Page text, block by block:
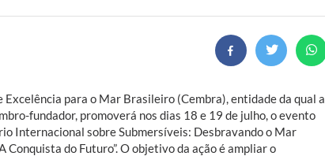
Excelência para o Mar Brasileiro (Cembra), entidade da qual a
fundador, promoverá nos dias 18 e 19 de julho, o evento
Internacional sobre Submersíveis: Desbravando o Mar
Conquista do Futuro”. O objetivo da ação é ampliar o